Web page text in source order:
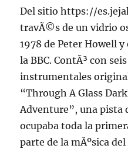
Del sitio https://
travÃ©s de un vidrio
1978 de Peter Howell
la BBC. ContÃ³ con
instrumentales
“Through A Glass
Adventure”, una pista
ocupaba toda la
parte de la mÃºsica